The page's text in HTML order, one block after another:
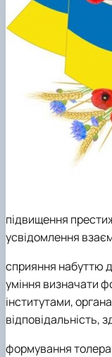
підвищення
усвідомлення
сприяння набуттю
уміння визначати
інститутами,
відповідальність,
формування